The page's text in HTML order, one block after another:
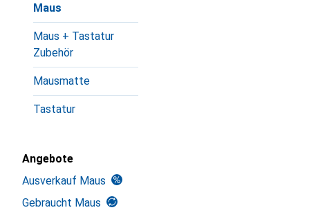
Maus
Maus + Tastatur
Zubehör
Mausmatte
Tastatur
Angebote
Ausverkauf Maus
Gebraucht Maus